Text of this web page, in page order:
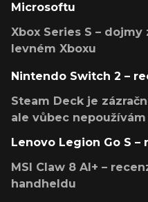
Microsoftu
Xbox Series S –
levném Xboxu
Nintendo Switch 2 –
Steam Deck je
ale vůbec nepoužívám
Lenovo Legion Go S –
MSI Claw 8 AI+ –
handheldu